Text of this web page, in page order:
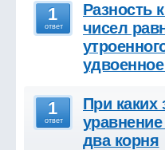
1
ответ
Разность
чисел
1
ответ
При каких
два корня